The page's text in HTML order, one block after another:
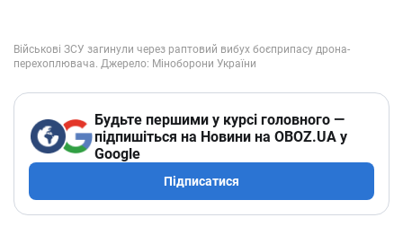
Будьте першими у курсі головного —
підпишіться на Новини на OBOZ.UA у
Google
Підписатися